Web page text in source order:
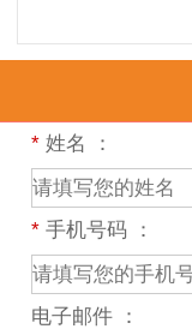
*姓名 ：
*手机号码 ：
电子邮件 ：